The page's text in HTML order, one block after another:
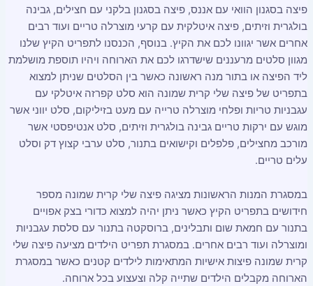
פיצה בסגנון הוואי עם אננס, פיצה בסגנון בלקני עם חצילים, גבינה
בולגרית וזיתים, פיצה איטלקית עם קרעי מוצרלה טריים ועוד רבים
אחרים אשר יגוונו לכם את הקיץ. בנוסף, הכנסנו לתפריט הקיץ שלנו
מגוון סלטים מרעננים שישדרגו לכם את הארוחה ויהיו תוספת מושלמת
ליד הפיצה או בתור מנה ראשונה כאשר בין הסלטים שניתן למצוא
בתפריט של פיצה שלי קרית שמונה הוא סלט קפרזה איטלקי עם
עגבניות טריות ופלחי מוצרלה טרייה עם מעט בזיליקום, סלט יווני אשר
מוגש עם ירקות טריים גבינה בולגרית וזיתים, סלט אנטיפסטי אשר
מורכב מחצילים, פלפלים וקישואים בתנור, סלט ערבי קצוץ דק וסלט
עלים טריים.
במסגרת המנות הראשונות מציגה פיצה שלי קרית שמונה מספר
חידושים בתפריט הקיץ כאשר ניתן יהיה למצוא כדורי בצק אפויים
בתנור עם חמאת שום ותבלינים, ברוסקטה בתנור עם סלסת עגבניות
ומוצרלה ועוד רבים אחרים. במסגרת תפריט הילדים מציעה פיצה שלי
קרית שמונה פיצות אישיות המתאימות לילדים קטנים כאשר במסגרת
הארוחה מקבלים הילדים שתייה קלה וצעצוע בכל ארוחה.